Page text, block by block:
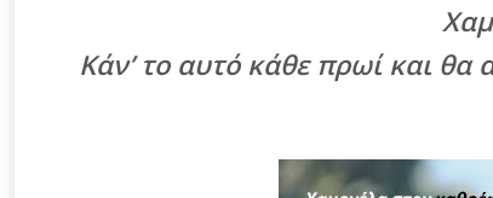
Κάν’ το αυτό κάθε πρωί και θα